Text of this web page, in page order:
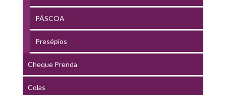
PÁSCOA
Presépios
Cheque Prenda
Colas